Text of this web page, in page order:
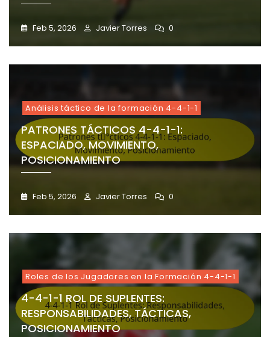
Feb 5, 2026 Javier Torres 0
Análisis táctico de la formación 4-4-1-1
PATRONES TÁCTICOS 4-4-1-1:
ESPACIADO, MOVIMIENTO,
POSICIONAMIENTO
Feb 5, 2026 Javier Torres 0
Roles de los Jugadores en la Formación 4-4-1-1
4-4-1-1 ROL DE SUPLENTES:
RESPONSABILIDADES, TÁCTICAS,
POSICIONAMIENTO